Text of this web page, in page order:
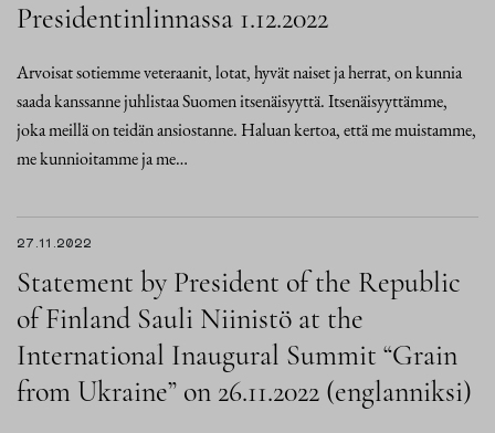
Presidentinlinnassa 1.12.2022
Arvoisat sotiemme veteraanit, lotat, hyvät naiset ja herrat, on kunnia
saada kanssanne juhlistaa Suomen itsenäisyyttä. Itsenäisyyttämme,
joka meillä on teidän ansiostanne. Haluan kertoa, että me muistamme,
me kunnioitamme ja me…
27.11.2022
Statement by President of the Republic
of Finland Sauli Niinistö at the
International Inaugural Summit “Grain
from Ukraine” on 26.11.2022 (englanniksi)